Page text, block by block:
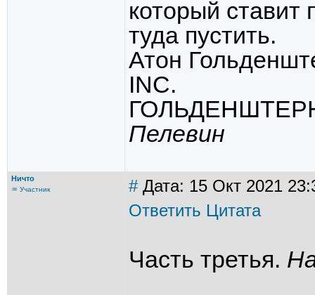
который ставит
туда пустить.
Атон
INC.
Пелевин
Ничто
♒ Участник #Дата: 15 Окт 2021
Ответить Цитата
Часть третья.